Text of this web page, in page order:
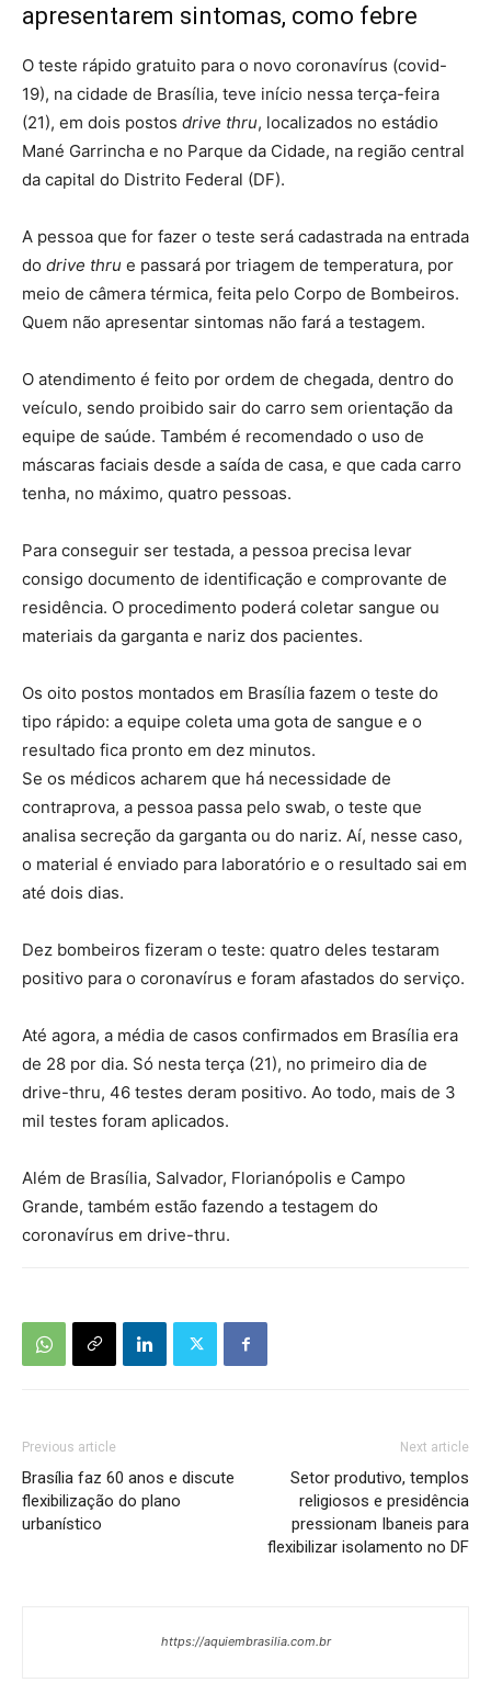
apresentarem sintomas, como febre
O teste rápido gratuito para o novo coronavírus (covid-
19), na cidade de Brasília, teve início nessa terça-feira
(21), em dois postos drive thru, localizados no estádio
Mané Garrincha e no Parque da Cidade, na região central
da capital do Distrito Federal (DF).
A pessoa que for fazer o teste será cadastrada na entrada
do drive thru e passará por triagem de temperatura, por
meio de câmera térmica, feita pelo Corpo de Bombeiros.
Quem não apresentar sintomas não fará a testagem.
O atendimento é feito por ordem de chegada, dentro do
veículo, sendo proibido sair do carro sem orientação da
equipe de saúde. Também é recomendado o uso de
máscaras faciais desde a saída de casa, e que cada carro
tenha, no máximo, quatro pessoas.
Para conseguir ser testada, a pessoa precisa levar
consigo documento de identificação e comprovante de
residência. O procedimento poderá coletar sangue ou
materiais da garganta e nariz dos pacientes.
Os oito postos montados em Brasília fazem o teste do
tipo rápido: a equipe coleta uma gota de sangue e o
resultado fica pronto em dez minutos.
Se os médicos acharem que há necessidade de
contraprova, a pessoa passa pelo swab, o teste que
analisa secreção da garganta ou do nariz. Aí, nesse caso,
o material é enviado para laboratório e o resultado sai em
até dois dias.
Dez bombeiros fizeram o teste: quatro deles testaram
positivo para o coronavírus e foram afastados do serviço.
Até agora, a média de casos confirmados em Brasília era
de 28 por dia. Só nesta terça (21), no primeiro dia de
drive-thru, 46 testes deram positivo. Ao todo, mais de 3
mil testes foram aplicados.
Além de Brasília, Salvador, Florianópolis e Campo
Grande, também estão fazendo a testagem do
coronavírus em drive-thru.
Previous article
Brasília faz 60 anos e discute
flexibilização do plano
urbanístico
Next article
Setor produtivo, templos
religiosos e presidência
pressionam Ibaneis para
flexibilizar isolamento no DF
https://aquiembrasilia.com.br